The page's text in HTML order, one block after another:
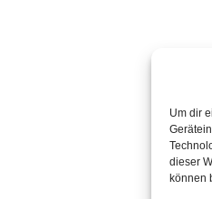
Um dir
dieser
können